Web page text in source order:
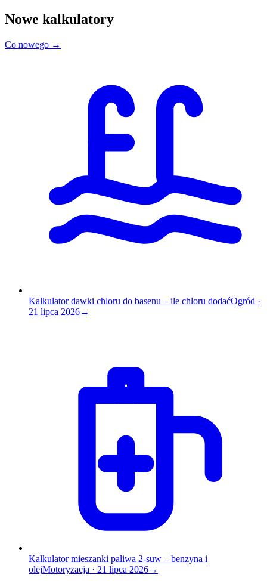
Nowe kalkulatory
Co nowego →
Kalkulator dawki chloru do basenu – ile chloru dodaćOgród ·
21 lipca 2026→
Kalkulator mieszanki paliwa 2-suw – benzyna i
olejMotoryzacja · 21 lipca 2026→